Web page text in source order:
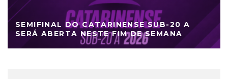
SEMIFINAL DO CATARINENSE SUB-20 A
SERÁ ABERTA NESTE FIM DE SEMANA